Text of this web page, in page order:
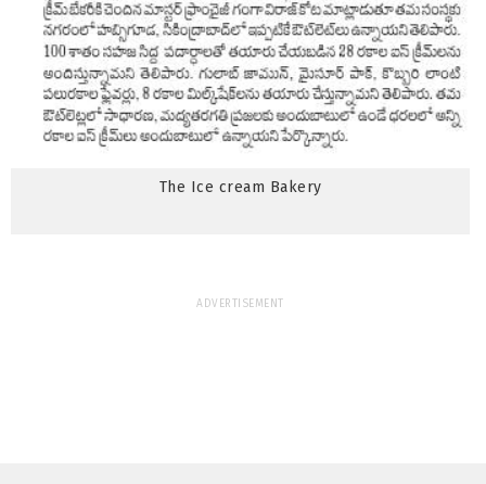
The Ice cream Bakery
ADVERTISEMENT